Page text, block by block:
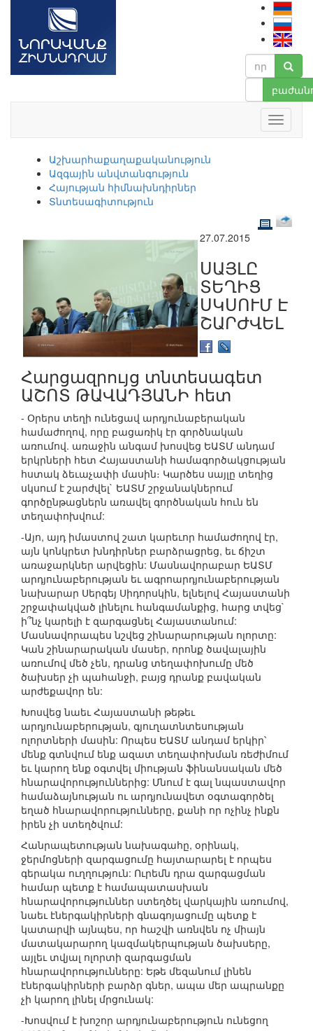
Աշխարհաքաղաքականություն
Ազգային անվտանգություն
Հայության հիմնախնդիրներ
Տնտեսագիտություն
27.07.2015
ՍԱՅԼԸ
ՏԵՂԻՑ
ՍԿՍՈՒՄ Է
ՇԱՐԺՎԵԼ
Հարցազրույց տնտեսագետ
ԱՇՈՏ ԹԱՎԱԴՅԱՆԻ հետ
- Օրերս տեղի ունեցավ արդյունաբերական
համաժողով, որը բացառիկ էր գործնական
առումով. առաջին անգամ խոսվեց ԵԱՏՄ անդամ
երկրների հետ Հայաստանի համագործակցության
հստակ ձեւաչափի մասին։ Կարծես սայլը տեղից
սկսում է շարժվել` ԵԱՏՄ շրջանակներում
գործընթացներն առավել գործնական հուն են
տեղափոխվում:
-Այո, այդ իմաստով շատ կարեւոր համաժողով էր,
այն կոնկրետ խնդիրներ բարձրացրեց, եւ ճիշտ
առաջարկներ արվեցին: Մասնավորաբար ԵԱՏՄ
արդյունաբերության եւ ագրոարդյունաբերության
նախարար Սերգեյ Սիդորսկին, ելնելով Հայաստանի
շրջափակված լինելու հանգամանքից, հարց տվեց`
ի՞նչ կարելի է զարգացնել Հայաստանում:
Մասնավորապես նշվեց շինարարության ոլորտը:
Կան շինարարական մասեր, որոնք ծավալային
առումով մեծ չեն, դրանց տեղափոխումը մեծ
ծախսեր չի պահանջի, բայց դրանք բավական
արժեքավոր են:
Խոսվեց նաեւ Հայաստանի թեթեւ
արդյունաբերության, գյուղատնտեսության
ոլորտների մասին: Որպես ԵԱՏՄ անդամ երկիր՝
մենք գտնվում ենք ազատ տեղափոխման ռեժիմում
եւ կարող ենք օգտվել միության ֆինանսական մեծ
հնարավորություններից: Մնում է գալ նպաստավոր
համաձայնության ու արդյունավետ օգտագործել
եղած հնարավորությունները, քանի որ ոչինչ ինքն
իրեն չի ստեղծվում:
Հանրապետության նախագահը, օրինակ,
ջերմոցների զարգացումը հայտարարել է որպես
գերակա ուղղություն: Ուրեմն դրա զարգացման
համար պետք է համապատասխան
հնարավորություններ ստեղծել վարկային առումով,
նաեւ էներգակիրների գնագոյացումը պետք է
կատարվի այնպես, որ հաշվի առնվեն ոչ միայն
մատակարարող կազմակերպության ծախսերը,
այլեւ տվյալ ոլորտի զարգացման
հնարավորությունները: Եթե մեզանում լինեն
էներգակիրների բարձր գներ, ապա մեր ապրանքը
չի կարող լինել մրցունակ:
-Խոսվում է խոշոր արդյունաբերություն ունեցող